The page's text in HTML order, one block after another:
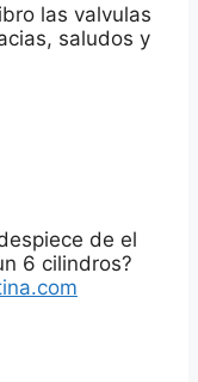
las valvulas
saludos y
de el
6 cilindros?